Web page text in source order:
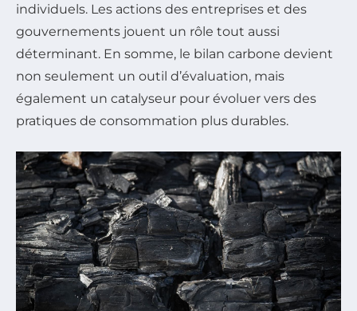
individuels. Les actions des entreprises et des
gouvernements jouent un rôle tout aussi
déterminant. En somme, le bilan carbone devient
non seulement un outil d’évaluation, mais
également un catalyseur pour évoluer vers des
pratiques de consommation plus durables.